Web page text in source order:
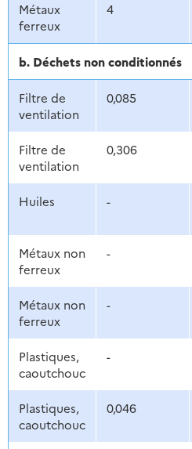
Métaux
ferreux
4
b. Déchets non conditionnés
Filtre de
ventilation
0,085
Filtre de
ventilation
0,306
Huiles -
Métaux non
ferreux
-
Métaux non
ferreux
-
Plastiques,
caoutchouc
-
Plastiques,
caoutchouc
0,046